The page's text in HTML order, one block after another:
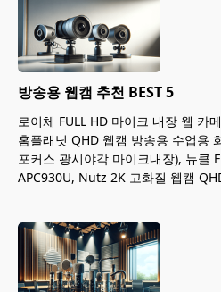
방송용 웹캠 추천 BEST 5
로이체 FULL HD 마이크 내장 웹 카
홈플래닛 QHD 웹캠 방송용 수업용
포커스 광시야각 마이크내장), 뉴클
APC930U, Nutz 2K 고화질 웹캠